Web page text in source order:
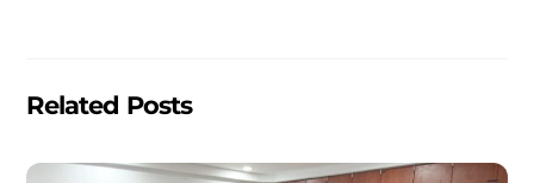
Related Posts